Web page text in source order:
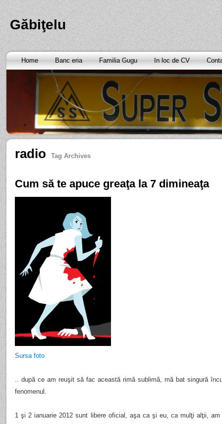
Găbiţelu
Home Banc eria Familia Gugu In loc de CV
radio Tag Archives
Cum să te apuce greaţa la 7 dimineaţa
Sursa foto
.. după ce am reuşit să fac această rimă sublimă, mă bat singură
fenomenul.
1 şi 2 ianuarie 2012 sunt libere oficial, aşa ca şi eu, ca mulţi alţii,